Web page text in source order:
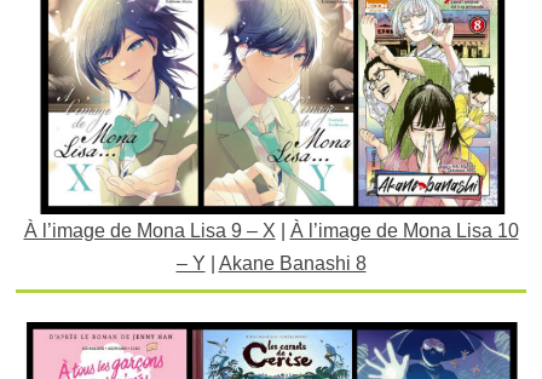
À l’image de Mona Lisa 9 – X
À l’image de Mona Lisa 10
– Y
Akane Banashi 8